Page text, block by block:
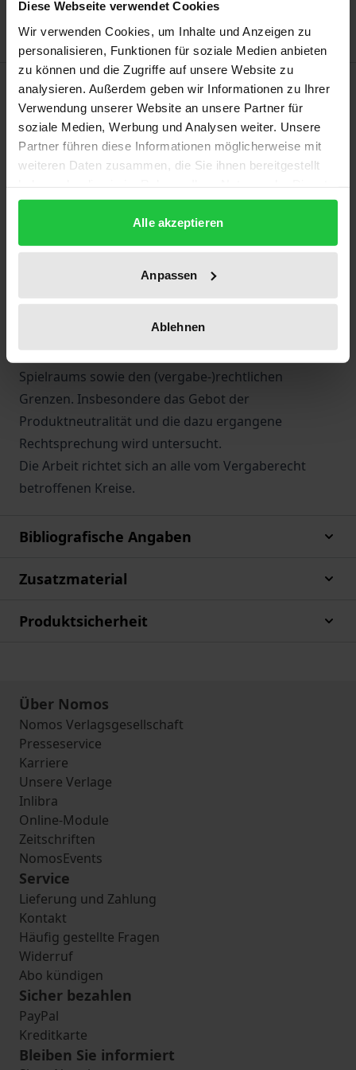
Diese Webseite verwendet Cookies
Wir verwenden Cookies, um Inhalte und Anzeigen zu
personalisieren, Funktionen für soziale Medien anbieten
zu können und die Zugriffe auf unsere Website zu
analysieren. Außerdem geben wir Informationen zu Ihrer
Verwendung unserer Website an unsere Partner für
soziale Medien, Werbung und Analysen weiter. Unsere
Partner führen diese Informationen möglicherweise mit
weiteren Daten zusammen, die Sie ihnen bereitgestellt
gesammelt haben.
Alle akzeptieren
Anpassen
Ablehnen
Beschreibung
Zur Erfüllung seiner Aufgaben kauft der Staat
mangels eigener Kapazitäten Güter und
Dienstleistungen am Markt ein. Der Begriff der
Beschaffungsautonomie beschreibt den
administrativen Spielraum, über das „Ob“ und das
„Was“ der Beschaffung zu entscheiden. Die Arbeit
her und zeigt ihre Grenzen auf. Dazu beschäftigt
sich die Verfasserin mit der Systematik und dem
Ablauf der öffentlichen Bedarfsdeckung, den
verfassungsrechtlichen Grundlagen dieses
Spielraums sowie den (vergabe-)rechtlichen
Grenzen. Insbesondere das Gebot der
Produktneutralität und die dazu ergangene
Rechtsprechung wird untersucht.
Die Arbeit richtet sich an alle vom Vergaberecht
betroffenen Kreise.
Bibliografische Angaben
Zusatzmaterial
Produktsicherheit
Über Nomos
Nomos Verlagsgesellschaft
Presseservice
Karriere
Unsere Verlage
Inlibra
Online-Module
Zeitschriften
NomosEvents
Service
Lieferung und Zahlung
Kontakt
Häufig gestellte Fragen
Widerruf
Abo kündigen
Sicher bezahlen
PayPal
Kreditkarte
Bleiben Sie informiert